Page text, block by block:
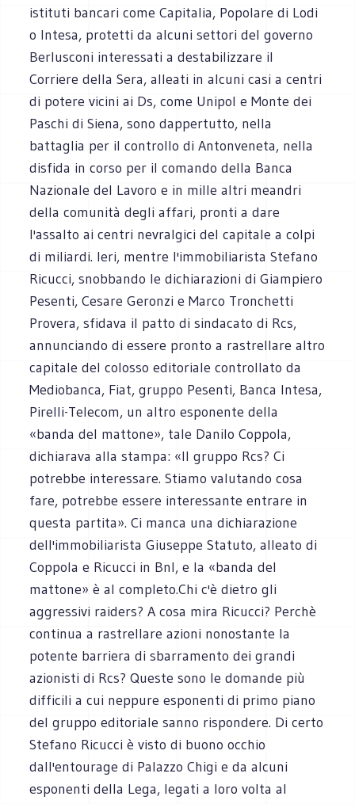
istituti bancari come Capitalia, Popolare di Lodi
o Intesa, protetti da alcuni settori del governo
Berlusconi interessati a destabilizzare il
Corriere della Sera, alleati in alcuni casi a centri
di potere vicini ai Ds, come Unipol e Monte dei
Paschi di Siena, sono dappertutto, nella
battaglia per il controllo di Antonveneta, nella
disfida in corso per il comando della Banca
Nazionale del Lavoro e in mille altri meandri
della comunità degli affari, pronti a dare
l'assalto ai centri nevralgici del capitale a colpi
di miliardi. Ieri, mentre l'immobiliarista Stefano
Ricucci, snobbando le dichiarazioni di Giampiero
Pesenti, Cesare Geronzi e Marco Tronchetti
Provera, sfidava il patto di sindacato di Rcs,
annunciando di essere pronto a rastrellare altro
capitale del colosso editoriale controllato da
Mediobanca, Fiat, gruppo Pesenti, Banca Intesa,
Pirelli-Telecom, un altro esponente della
«banda del mattone», tale Danilo Coppola,
dichiarava alla stampa: «Il gruppo Rcs? Ci
potrebbe interessare. Stiamo valutando cosa
fare, potrebbe essere interessante entrare in
questa partita». Ci manca una dichiarazione
dell'immobiliarista Giuseppe Statuto, alleato di
Coppola e Ricucci in Bnl, e la «banda del
mattone» è al completo.Chi c'è dietro gli
aggressivi raiders? A cosa mira Ricucci? Perchè
continua a rastrellare azioni nonostante la
potente barriera di sbarramento dei grandi
azionisti di Rcs? Queste sono le domande più
difficili a cui neppure esponenti di primo piano
del gruppo editoriale sanno rispondere. Di certo
Stefano Ricucci è visto di buono occhio
dall'entourage di Palazzo Chigi e da alcuni
esponenti della Lega, legati a loro volta al